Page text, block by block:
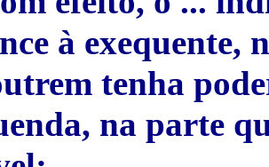
à exequente,
tenha
na parte